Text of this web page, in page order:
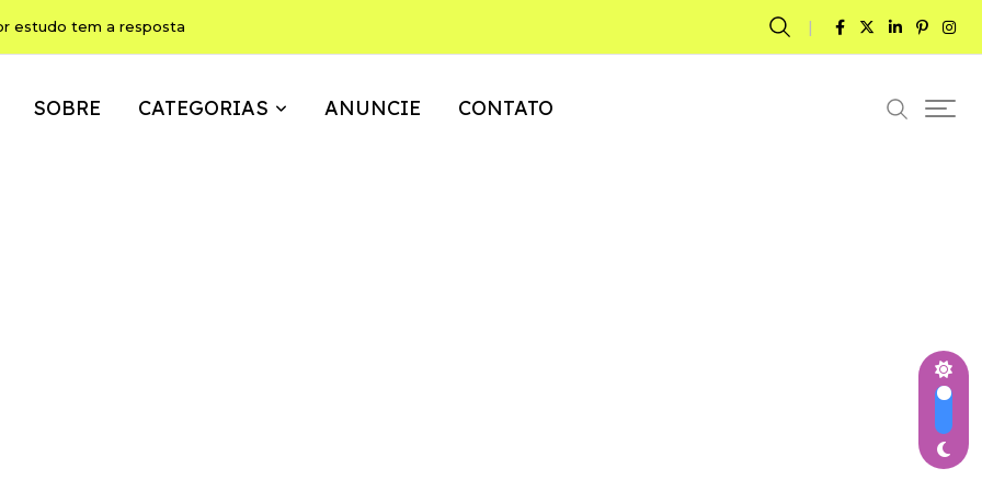
pode ser, ao mesmo tempo, memória, brincadeira e expressão
SOBRE CATEGORIAS ANUNCIE CONTATO